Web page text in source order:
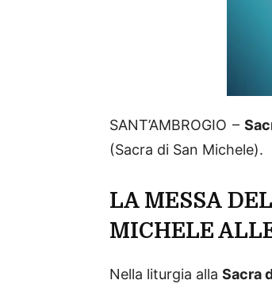
SANT’AMBROGIO –
(Sacra di San Michele).
LA MESSA
MICHELE
Nella liturgia alla Sacra